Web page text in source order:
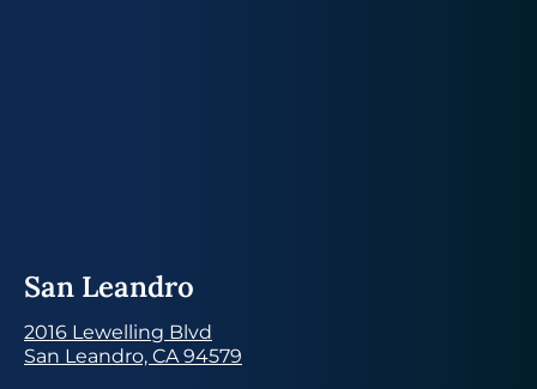
San Leandro
2016 Lewelling Blvd
San Leandro, CA 94579